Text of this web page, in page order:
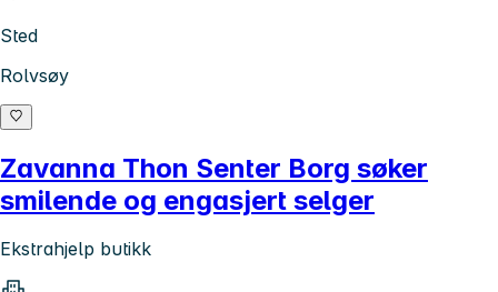
Sted
Rolvsøy
Zavanna Thon Senter Borg søker
smilende og engasjert selger
Ekstrahjelp butikk